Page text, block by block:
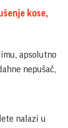
kose,
apsolutno
nepušač,
nalazi u